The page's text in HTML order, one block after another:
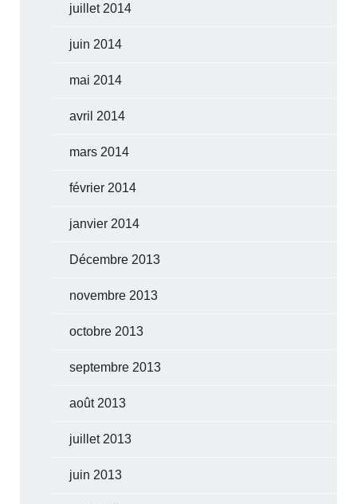
juillet 2014
juin 2014
mai 2014
avril 2014
mars 2014
février 2014
janvier 2014
Décembre 2013
novembre 2013
octobre 2013
septembre 2013
août 2013
juillet 2013
juin 2013